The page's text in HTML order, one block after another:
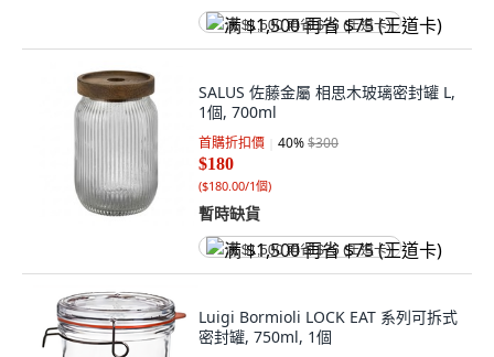
满 $1,500 再省 $75 (王道卡)
SALUS 佐藤金屬 相思木玻璃密封罐 L,
1個, 700ml
首購折扣價 40%$300
$180
($180.00/1個)
暫時缺貨
满 $1,500 再省 $75 (王道卡)
Luigi Bormioli LOCK EAT 系列可拆式
密封罐, 750ml, 1個